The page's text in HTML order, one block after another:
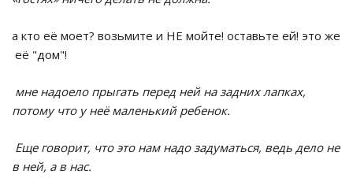
а кто её моет? возьмите и НЕ мойте! оставьте ей! это же
её "дом"!
мне надоело прыгать перед ней на задних лапках,
потому что у неё маленький ребенок.
Еще говорит, что это нам надо задуматься, ведь дело не
в ней, а в нас.